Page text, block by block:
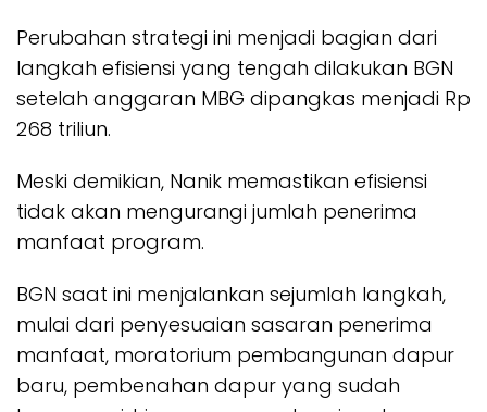
Perubahan strategi ini menjadi bagian dari
langkah efisiensi yang tengah dilakukan BGN
setelah anggaran MBG dipangkas menjadi Rp
268 triliun.
Meski demikian, Nanik memastikan efisiensi
tidak akan mengurangi jumlah penerima
manfaat program.
BGN saat ini menjalankan sejumlah langkah,
mulai dari penyesuaian sasaran penerima
manfaat, moratorium pembangunan dapur
baru, pembenahan dapur yang sudah